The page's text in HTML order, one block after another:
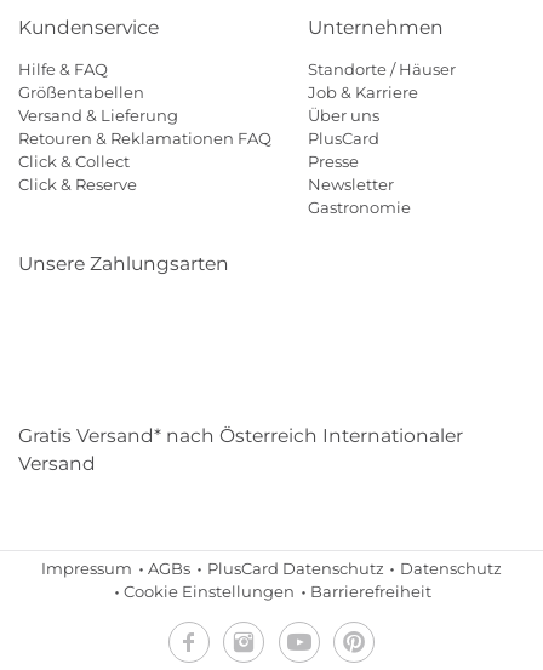
Kundenservice
Hilfe & FAQ
Größentabellen
Versand & Lieferung
Retouren & Reklamationen FAQ
Click & Collect
Click & Reserve
Unternehmen
Standorte / Häuser
Job & Karriere
Über uns
PlusCard
Presse
Newsletter
Gastronomie
Unsere Zahlungsarten
Gratis Versand* nach Österreich Internationaler
Versand
Impressum AGBs PlusCard Datenschutz
Datenschutz
Cookie Einstellungen
Barrierefreiheit